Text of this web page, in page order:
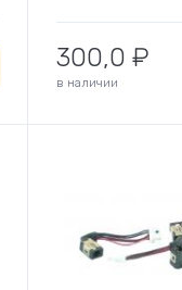
300,0 ₽
в наличии